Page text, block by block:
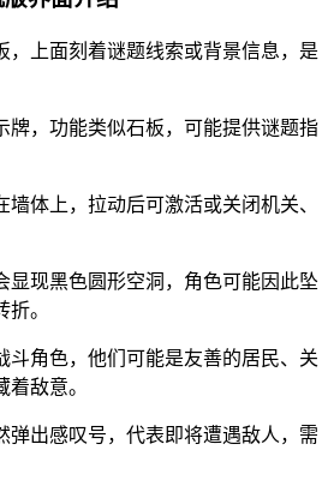
，上面刻着谜题线索或背景信息，是
牌，功能类似石板，可能提供谜题指
体上，拉动后可激活或关闭机关、
显现黑色圆形空洞，角色可能因此坠
。
斗角色，他们可能是友善的居民、关
敌意。
弹出感叹号，代表即将遭遇敌人，需